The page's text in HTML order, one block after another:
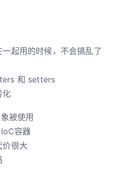
起用的时候，不会搞乱了
和 setters
化
被使用
容器
价很大